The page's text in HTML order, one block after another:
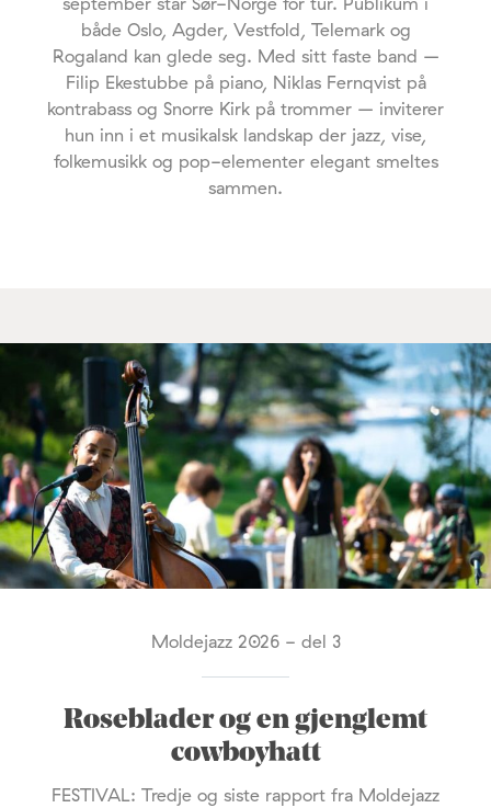
både Oslo, Agder, Vestfold, Telemark og
Rogaland kan glede seg. Med sitt faste band –
Filip Ekestubbe på piano, Niklas Fernqvist på
kontrabass og Snorre Kirk på trommer – inviterer
hun inn i et musikalsk landskap der jazz, vise,
folkemusikk og pop-elementer elegant smeltes
sammen.
Moldejazz 2026 - del 3
Roseblader og en gjenglemt
cowboyhatt
FESTIVAL: Tredje og siste rapport fra Moldejazz